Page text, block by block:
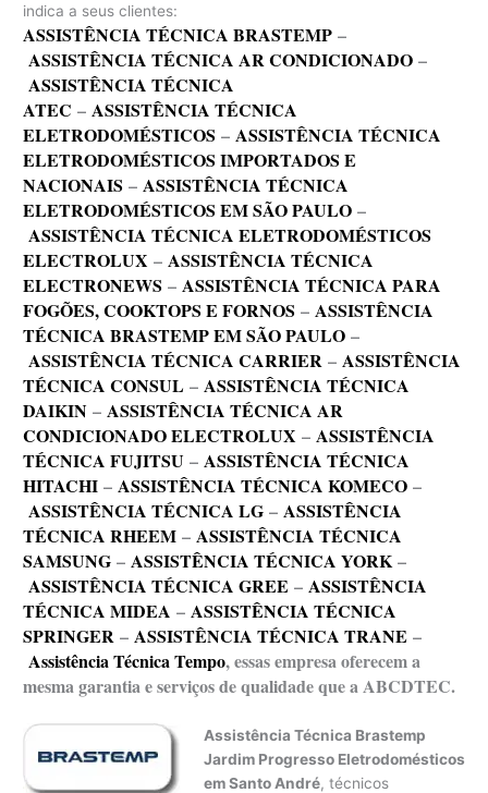
indica a seus clientes:
ASSISTÊNCIA TÉCNICA BRASTEMP –
ASSISTÊNCIA TÉCNICA AR CONDICIONADO –
ASSISTÊNCIA TÉCNICA
ATEC –ASSISTÊNCIA TÉCNICA
ELETRODOMÉSTICOS –ASSISTÊNCIA TÉCNICA
ELETRODOMÉSTICOS IMPORTADOS E
NACIONAIS –ASSISTÊNCIA TÉCNICA
ELETRODOMÉSTICOS EM SÃO PAULO –
ASSISTÊNCIA TÉCNICA ELETRODOMÉSTICOS
ELECTROLUX –ASSISTÊNCIA TÉCNICA
ELECTRONEWS –ASSISTÊNCIA TÉCNICA PARA
FOGÕES, COOKTOPS E FORNOS –ASSISTÊNCIA
TÉCNICA BRASTEMP EM SÃO PAULO –
ASSISTÊNCIA TÉCNICA CARRIER –ASSISTÊNCIA
TÉCNICA CONSUL –ASSISTÊNCIA TÉCNICA
DAIKIN –ASSISTÊNCIA TÉCNICA AR
CONDICIONADO ELECTROLUX –ASSISTÊNCIA
TÉCNICA FUJITSU –ASSISTÊNCIA TÉCNICA
HITACHI –ASSISTÊNCIA TÉCNICA KOMECO –
ASSISTÊNCIA TÉCNICA LG –ASSISTÊNCIA
TÉCNICA RHEEM –ASSISTÊNCIA TÉCNICA
SAMSUNG –ASSISTÊNCIA TÉCNICA YORK–
ASSISTÊNCIA TÉCNICA GREE –ASSISTÊNCIA
TÉCNICA MIDEA –ASSISTÊNCIA TÉCNICA
SPRINGER –ASSISTÊNCIA TÉCNICA TRANE –
Assistência Técnica Tempo, essas empresa oferecem a
mesma garantia e serviços de qualidade que a ABCDTEC.
Assistência Técnica Brastemp
Jardim Progresso Eletrodomésticos
em Santo André, técnicos